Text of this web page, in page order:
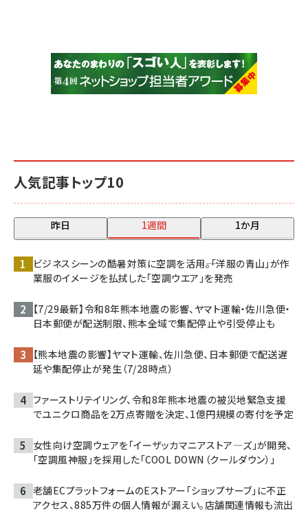
人気記事トップ10
昨日 1週間 1か月
ビジネスシーンの酷暑対策に空調を活用――。「洋服の青山」が作
業服のイメージを払拭した「空調ウエア」を発売
【7/29最新】令和8年熊本地震の影響、ヤマト運輸・佐川急便・
日本郵便が配送制限、熊本全域で集配停止や引受停止も
【熊本地震の影響】ヤマト運輸、佐川急便、日本郵便で配送遅
延や集配停止が発生（7/28時点）
ファーストリテイリング、令和8年熊本地震の被災地緊急支援
でユニクロ商品を2万点寄贈を決定、1億円規模の寄付を予定
女性向け空調ウェアを「イーザッカマニアストア―ズ」が開発、
「空調風神服」を採用した「COOL DOWN（クールダウン）」
老舗ECプラットフォームのEストアー「ショップサーブ」に不正
アクセス、885万件の個人情報が漏えい。店舗関連情報も流出